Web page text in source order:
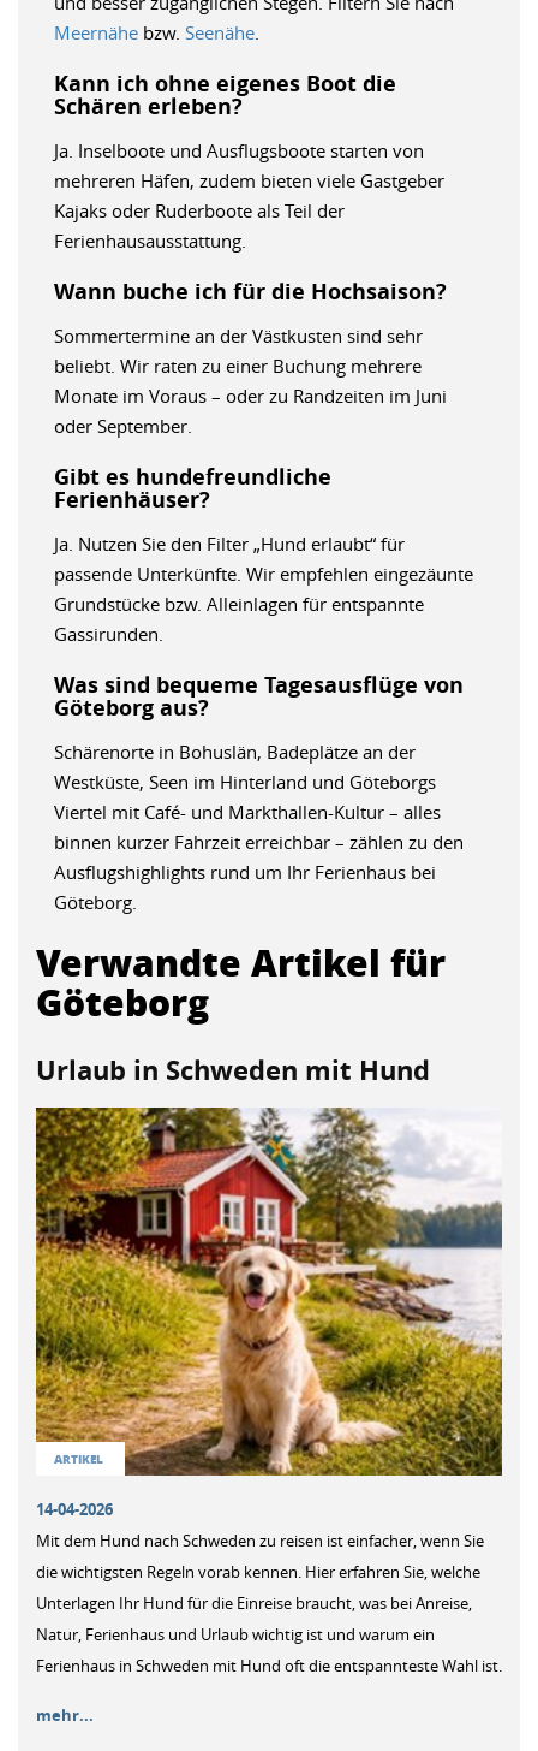
Meernähe bzw. Seenähe.
Kann ich ohne eigenes Boot die
Schären erleben?
Ja. Inselboote und Ausflugsboote starten von
mehreren Häfen, zudem bieten viele Gastgeber
Kajaks oder Ruderboote als Teil der
Ferienhausausstattung.
Wann buche ich für die Hochsaison?
Sommertermine an der Västkusten sind sehr
beliebt. Wir raten zu einer Buchung mehrere
Monate im Voraus – oder zu Randzeiten im Juni
oder September.
Gibt es hundefreundliche
Ferienhäuser?
Ja. Nutzen Sie den Filter „Hund erlaubt“ für
passende Unterkünfte. Wir empfehlen eingezäunte
Grundstücke bzw. Alleinlagen für entspannte
Gassirunden.
Was sind bequeme Tagesausflüge von
Göteborg aus?
Schärenorte in Bohuslän, Badeplätze an der
Westküste, Seen im Hinterland und Göteborgs
Viertel mit Café- und Markthallen-Kultur – alles
binnen kurzer Fahrzeit erreichbar – zählen zu den
Ausflugshighlights rund um Ihr Ferienhaus bei
Göteborg.
Verwandte Artikel für
Göteborg
Urlaub in Schweden mit Hund
ARTIKEL
14-04-2026
Mit dem Hund nach Schweden zu reisen ist einfacher, wenn Sie
die wichtigsten Regeln vorab kennen. Hier erfahren Sie, welche
Unterlagen Ihr Hund für die Einreise braucht, was bei Anreise,
Natur, Ferienhaus und Urlaub wichtig ist und warum ein
Ferienhaus in Schweden mit Hund oft die entspannteste Wahl ist.
mehr...